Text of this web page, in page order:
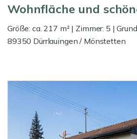
Wohnfläche und
Größe: ca. 217 m² | Zimmer: 5 |
89350 Dürrlauingen / Mönstetten